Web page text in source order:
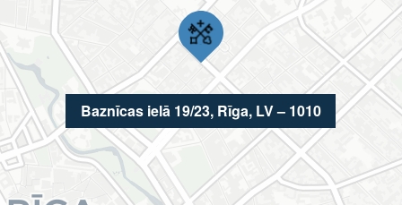
Baznīcas ielā 19/23, Rīga, LV – 1010